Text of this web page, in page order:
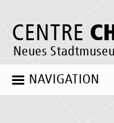
CENTRE
Neues
NAVIGATION